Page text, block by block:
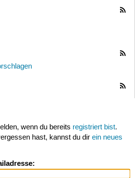
wenn du bereits registriert bist.
hast, kannst du dir ein neues